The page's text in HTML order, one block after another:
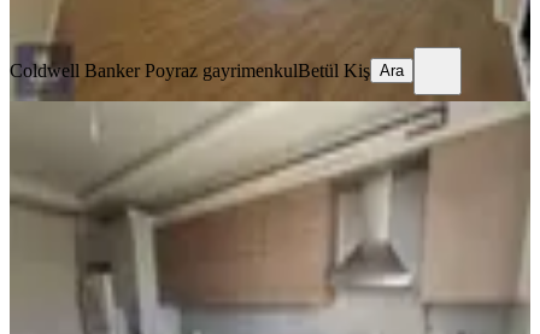
Coldwell Banker Poyraz gayrimenkulBetül Kiş Ara
Q'zen Den Görecede Full Eşyalı
Kiralık 145 M2 3+1
İzmir, Menderes
06.06.2026